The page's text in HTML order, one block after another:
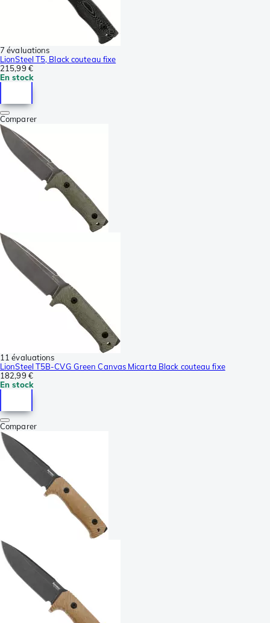
7 évaluations
LionSteel T5, Black couteau fixe
215,99 €
En stock
Comparer
11 évaluations
LionSteel T5B-CVG Green Canvas Micarta Black couteau fixe
182,99 €
En stock
Comparer